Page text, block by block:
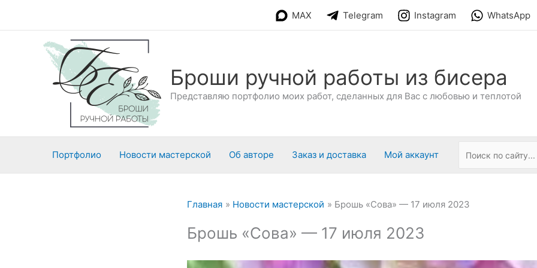
MAX Telegram Instagram WhatsApp
Броши ручной работы из бисера
Представляю портфолио моих работ, сделанных для Вас с любовью и теплотой
Портфолио Новости мастерской Об авторе Заказ и доставка Мой аккаунт
Главная Новости мастерской Брошь «Сова» — 17 июля 2023
Брошь «Сова» — 17 июля 2023